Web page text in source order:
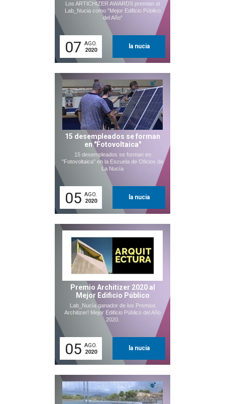
Los ARTICHIZER AWARDS premian al
Lab_Nucia como "Mejor Edificio Público
del Año"
07 AGO.
2020
la nucia
15 desempleados se forman
en "Fotovoltaica"
15 desempleados se forman en
"Fotovoltaica" en la Escuela de Oficios de
La Nucía
05 AGO.
2020
la nucia
Premio Architizer 2020 al
Mejor Edificio Público
Lab_Nucía ganador de los Premios
Architizer! Mejor Edificio Público del Año
2020.
05 AGO.
2020
la nucia